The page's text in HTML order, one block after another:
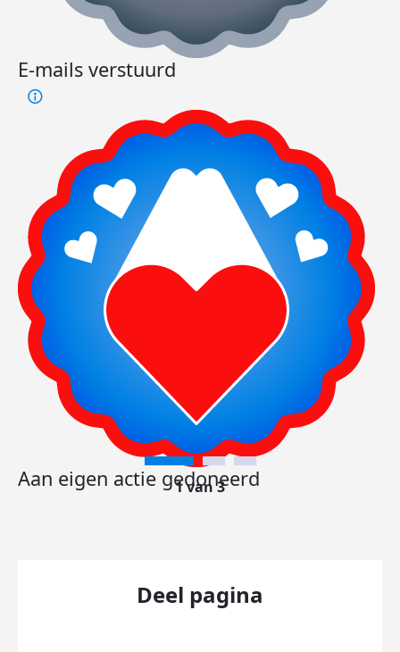
E-mails verstuurd
Aan eigen actie gedoneerd
1 van 3
Deel pagina